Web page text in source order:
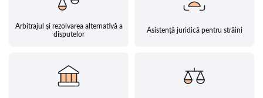
Arbitrajul și rezolvarea alternativă a
disputelor
Asistență juridică pentru străini